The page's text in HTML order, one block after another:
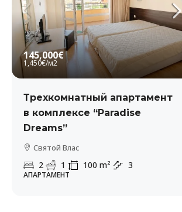
145,000€
1,450€/м2
Трехкомнатный апартамент
в комплексе “Paradise
Dreams”
Святой Влас
2 1 100 m² 3
АПАРТАМЕНТ